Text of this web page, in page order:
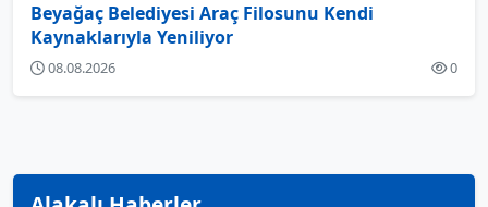
Beyağaç Belediyesi Araç Filosunu Kendi
Kaynaklarıyla Yeniliyor
08.08.2026 0